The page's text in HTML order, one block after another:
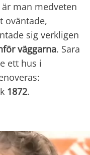
man medveten
oväntade,
sig verkligen
väggarna. Sara
ett hus i
1872.